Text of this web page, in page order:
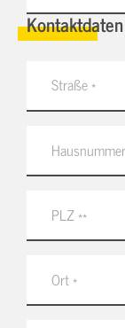
Kontaktdaten